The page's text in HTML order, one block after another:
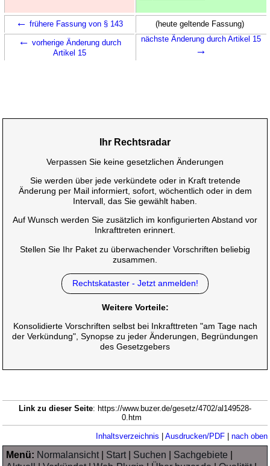
← frühere Fassung von § 143 (heute geltende Fassung)
← vorherige Änderung durch
Artikel 15
nächste Änderung durch Artikel 15
→
Ihr Rechtsradar
Verpassen Sie keine gesetzlichen Änderungen
Sie werden über jede verkündete oder in Kraft tretende
Änderung per Mail informiert, sofort, wöchentlich oder in dem
Intervall, das Sie gewählt haben.
Auf Wunsch werden Sie zusätzlich im konfigurierten Abstand vor
Inkrafttreten erinnert.
Stellen Sie Ihr Paket zu überwachender Vorschriften beliebig
zusammen.
Rechtskataster - Jetzt anmelden!
Weitere Vorteile:
Konsolidierte Vorschriften selbst bei Inkrafttreten "am Tage nach
der Verkündung", Synopse zu jeder Änderungen, Begründungen
des Gesetzgebers
Link zu dieser Seite: https://www.buzer.de/gesetz/4702/al149528-
0.htm
Inhaltsverzeichnis Ausdrucken/PDF| nach oben
Menü: Normalansicht| Start| Suchen Sachgebiete